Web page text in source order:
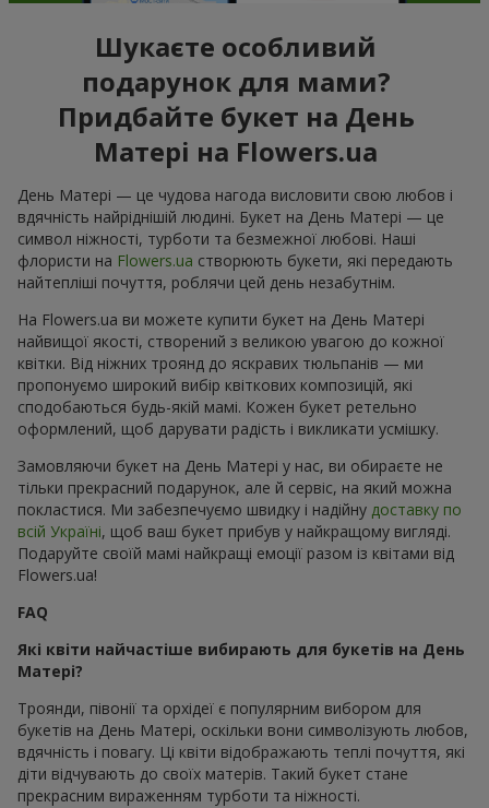
Шукаєте особливий
подарунок для мами?
Придбайте букет на День
Матері на Flowers.ua
День Матері — це чудова нагода висловити свою любов і
вдячність найріднішій людині. Букет на День Матері — це
символ ніжності, турботи та безмежної любові. Наші
флористи на Flowers.ua створюють букети, які передають
найтепліші почуття, роблячи цей день незабутнім.
На Flowers.ua ви можете купити букет на День Матері
найвищої якості, створений з великою увагою до кожної
квітки. Від ніжних троянд до яскравих тюльпанів — ми
пропонуємо широкий вибір квіткових композицій, які
сподобаються будь-якій мамі. Кожен букет ретельно
оформлений, щоб дарувати радість і викликати усмішку.
Замовляючи букет на День Матері у нас, ви обираєте не
тільки прекрасний подарунок, але й сервіс, на який можна
покластися. Ми забезпечуємо швидку і надійну доставку по
всій Україні, щоб ваш букет прибув у найкращому вигляді.
Подаруйте своїй мамі найкращі емоції разом із квітами від
Flowers.ua!
FAQ
Які квіти найчастіше вибирають для букетів на День
Матері?
Троянди, півонії та орхідеї є популярним вибором для
букетів на День Матері, оскільки вони символізують любов,
вдячність і повагу. Ці квіти відображають теплі почуття, які
діти відчувають до своїх матерів. Такий букет стане
прекрасним вираженням турботи та ніжності.